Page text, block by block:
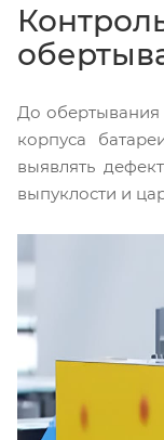
До обертывания
корпуса
выявлять
выпуклости и